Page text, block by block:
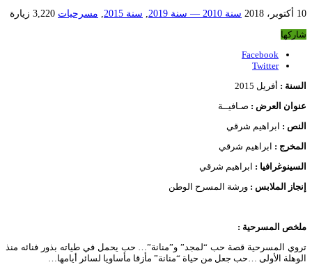
10 أكتوبر، 2018 سنة 2010 — سنة 2019 , سنة 2015 , مسرحيات 3,220 زيارة
شاركها
Facebook
Twitter
السنة : أفريل 2015
عنوان العرض : صـافيــة
النص : ابراهيم شرقي
المخرج : ابراهيم شرقي
السينوغرافيا : ابراهيم شرقي
إنجاز الملابس : ورشة المسرح الوطن
ملخص المسرحية :
تروي المسرحية قصة حب “لمجد” و”منانة”… حب يحمل في طياته بذور فنائه منذ
الوهلة الأولى …حب جعل من حياة “منانة” مأزقا مأساويا لسائر أيامها…